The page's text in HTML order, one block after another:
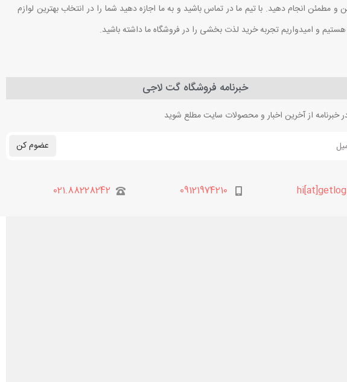
مطمئن انجام دهید. با تیم ما در تماس باشید و به ما اجازه دهید شما را در انتخاب بهترین لوازم
و امیدواریم تجربه خرید لذت بخشی را در فروشگاه ما داشته باشید.
خبرنامه فروشگاه گت لاجی
خبرنامه از آخرین اخبار و محصولات سایت مطلع شوید
عضوم کن
09121974210
021.88228242